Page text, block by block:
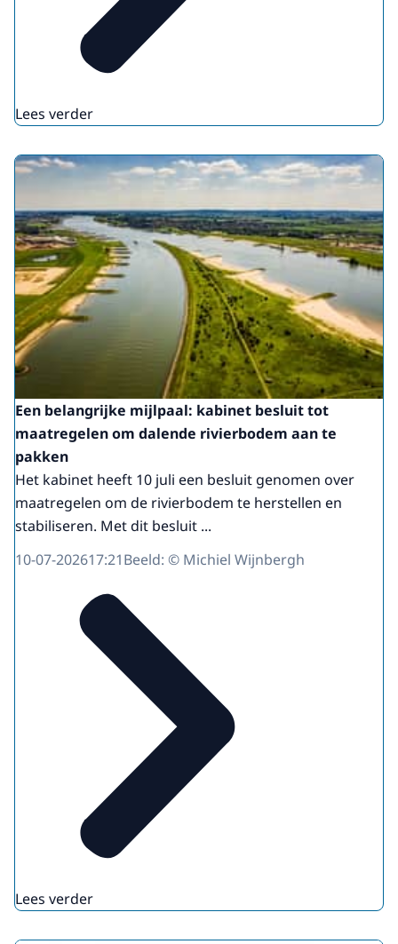
Vierwaarden als onderdeel van een
gebiedsontwikkeling met regionale partners, al
gewerkt aan rivierverruiming met het
Meer over de tijdlijn
Lees verder
Een belangrijke mijlpaal: kabinet besluit tot
maatregelen om dalende rivierbodem aan te
pakken
Het kabinet heeft 10 juli een besluit genomen over
maatregelen om de rivierbodem te herstellen en
stabiliseren. Met dit besluit ...
10-07-202617:21Beeld: © Michiel Wijnbergh
Lees verder